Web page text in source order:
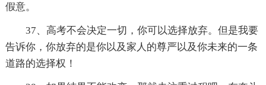
假意。
37、高考不会决定一切，你可以选择放弃。但是我要
告诉你，你放弃的是你以及家人的尊严以及你未来的一条
道路的选择权！